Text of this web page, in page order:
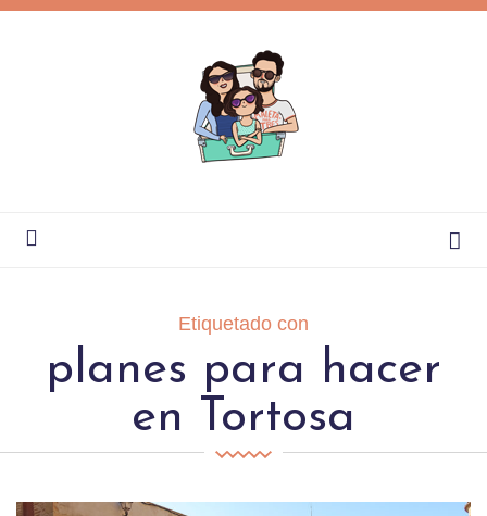
Etiquetado con
planes para hacer
en Tortosa